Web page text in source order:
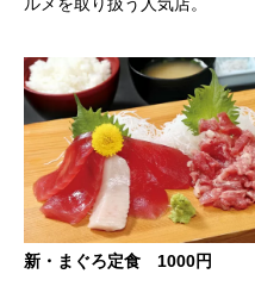
新・まぐろ定食 1000円